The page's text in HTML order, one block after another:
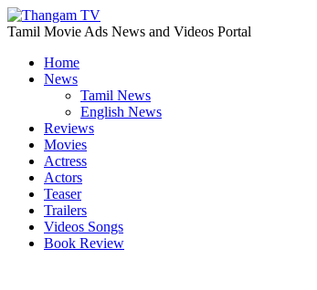
Tamil Movie Ads News and Videos Portal
Home
News
Tamil News
English News
Reviews
Movies
Actress
Actors
Teaser
Trailers
Videos Songs
Book Review